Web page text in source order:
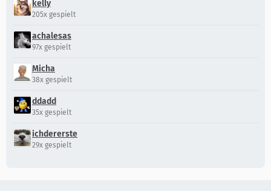
kelly
205x gespielt
achalesas
97x gespielt
Micha
38x gespielt
ddadd
35x gespielt
ichdererste
29x gespielt